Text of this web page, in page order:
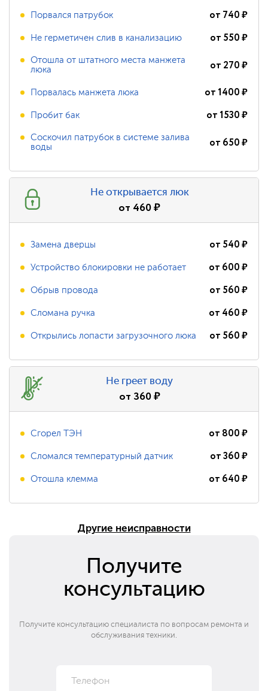
Порвался патрубок от 740₽
Не герметичен слив в канализацию от 550₽
Отошла от штатного места манжета
люка
от 270₽
Порвалась манжета люка от1400₽
Пробит бак от1530₽
Соскочил патрубок в системе залива
воды
от 650₽
Не открывается люк
от 460₽
Замена дверцы от 540₽
Устройство блокировки не работает от 600₽
Обрыв провода от 560₽
Сломана ручка от 460₽
Открылись лопасти загрузочного люка от 560₽
Не греет воду
от 360₽
Сгорел ТЭН от 800₽
Сломался температурный датчик от360₽
Отошла клемма от 640₽
Другие неисправности
Получите
консультацию
Получите консультацию специалиста по вопросам ремонта и
обслуживания техники.